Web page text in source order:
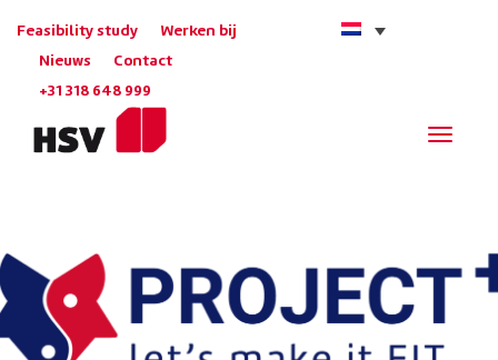
Feasibility study Werken bij
Nieuws Contact
+31 318 648 999